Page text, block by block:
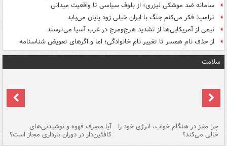
سامانه ضد موشکی لیزری؛ از بلوف سیاسی تا واقعیت میدانی
ترامپ: فکر می‌کنم جنگ با ایران خیلی زود پایان می‌یابد
نیمی از آمریکایی‌ها از تشدید هرج‌ومرج در غرب آسیا می‌ترسند
از حذف نام همسر تا تغییر نام خانوادگی؛ اما و اگرهای تعویض شناسنامه
سلامت
چرا مغز در هنگام خواب، انرژی خود را
خالی می‌کند؟
آیا مصرف قهوه و نوشیدنی‌های
کافئین‌دار در دوران بارداری مجاز است؟